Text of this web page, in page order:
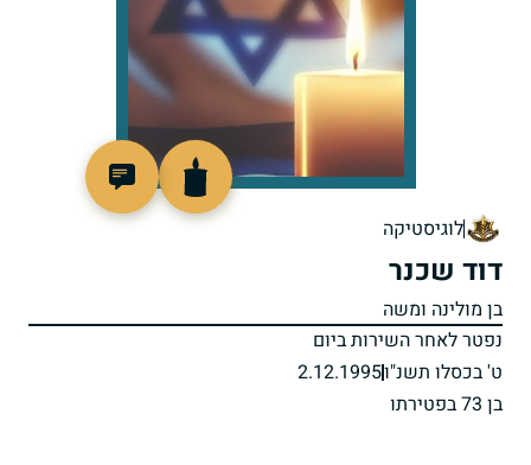
לוגיסטיקה
דוד שכנר
בן מולינה ומשה
נפטר לאחר השירות ביום
ט' בכסלו תשנ"ו2.12.1995
בן 73 בפטירתו